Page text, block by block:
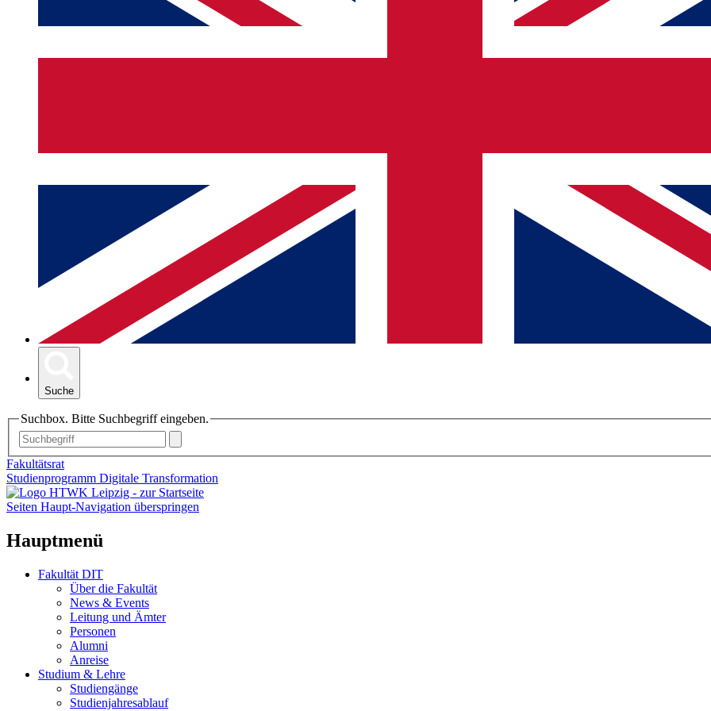
Suche
Suchbox. Bitte Suchbegriff eingeben.
Fakultätsrat
Studienprogramm Digitale Transformation
Seiten Haupt-Navigation überspringen
Hauptmenü
Fakultät DIT
Über die Fakultät
News & Events
Leitung und Ämter
Personen
Alumni
Anreise
Studium & Lehre
Studiengänge
Studienjahresablauf